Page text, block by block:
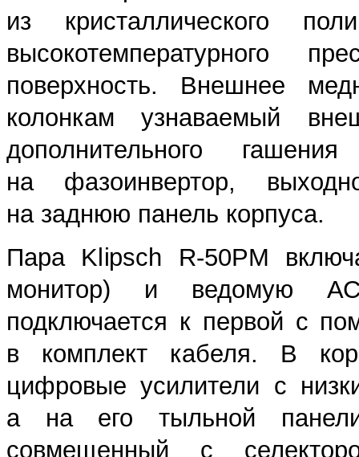
из кристаллического
высокотемпературного
поверхность. Внешнее
колонкам узнаваемый
дополнительного
на фазоинвертор,
на заднюю панель корпуса.
Пара Klipsch R-50PM
монитор) и ведомую АС
подключается к первой с
в комплект кабеля. В
цифровые усилители с
а на его тыльной панели
совмещенный с